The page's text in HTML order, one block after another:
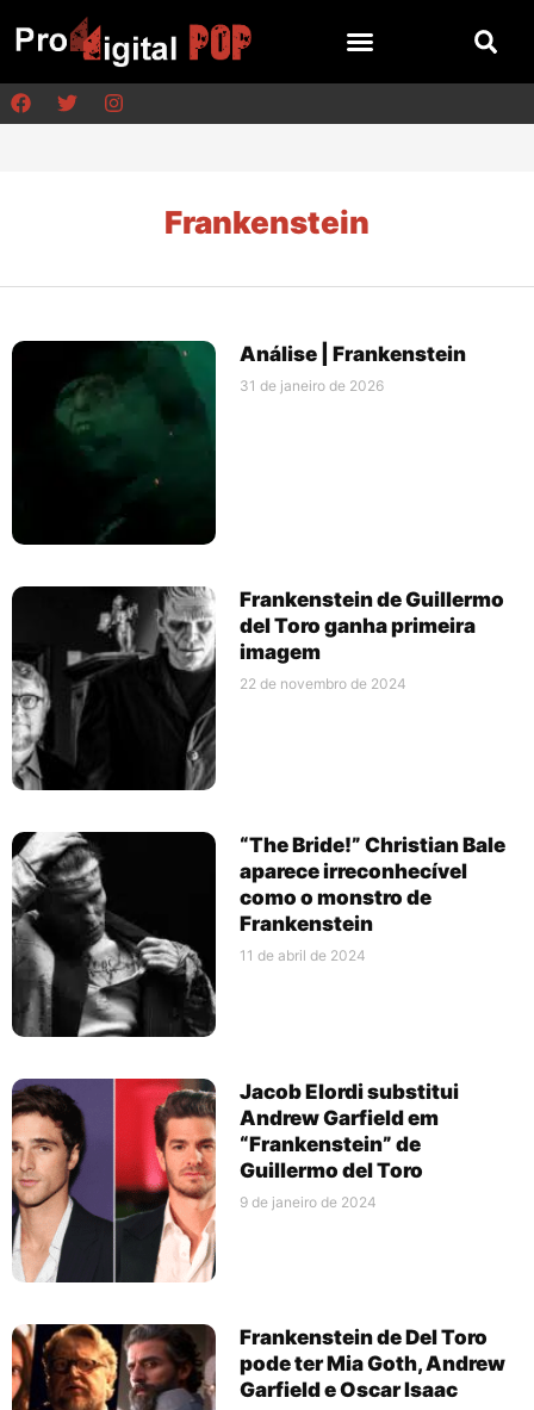
Frankenstein
Análise | Frankenstein
31 de janeiro de 2026
Frankenstein de Guillermo
del Toro ganha primeira
imagem
22 de novembro de 2024
“The Bride!” Christian Bale
aparece irreconhecível
como o monstro de
Frankenstein
11 de abril de 2024
Jacob Elordi substitui
Andrew Garfield em
“Frankenstein” de
Guillermo del Toro
9 de janeiro de 2024
Frankenstein de Del Toro
pode ter Mia Goth, Andrew
Garfield e Oscar Isaac